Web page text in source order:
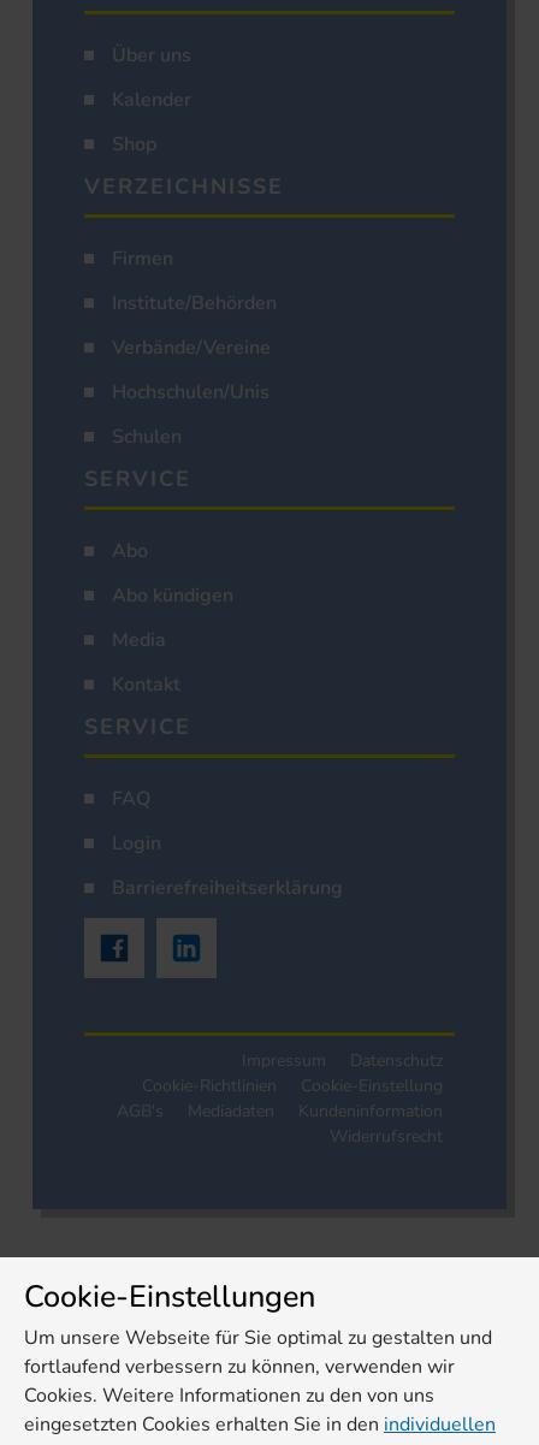
Über uns
Kalender
Shop
VERZEICHNISSE
Firmen
Institute/Behörden
Verbände/Vereine
Hochschulen/Unis
Schulen
SERVICE
Abo
Abo kündigen
Media
Kontakt
SERVICE
FAQ
Login
Barrierefreiheitserklärung
Impressum
Datenschutz
Cookie-Richtlinien
Cookie-Einstellung
AGB's
Mediadaten
Kundeninformation
Widerrufsrecht
Cookie-Einstellungen
Um unsere Webseite für Sie optimal zu gestalten und
fortlaufend verbessern zu können, verwenden wir
Cookies. Weitere Informationen zu den von uns
eingesetzten Cookies erhalten Sie in den individuellen